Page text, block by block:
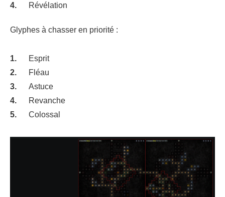
Révélation
Glyphes à chasser en priorité :
Esprit
Fléau
Astuce
Revanche
Colossal